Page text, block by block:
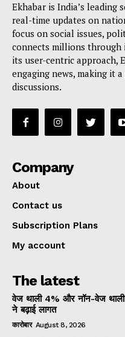
Ekhabar is India’s leading
real-time updates on
focus on social issues,
connects millions
its user-centric approach,
engaging news, making it
discussions.
Company
About
Contact us
Subscription Plans
My account
The latest
वेज थाली 4% और नॉन-वेज
ने बढ़ाई लागत
कारोबार August 8, 2026